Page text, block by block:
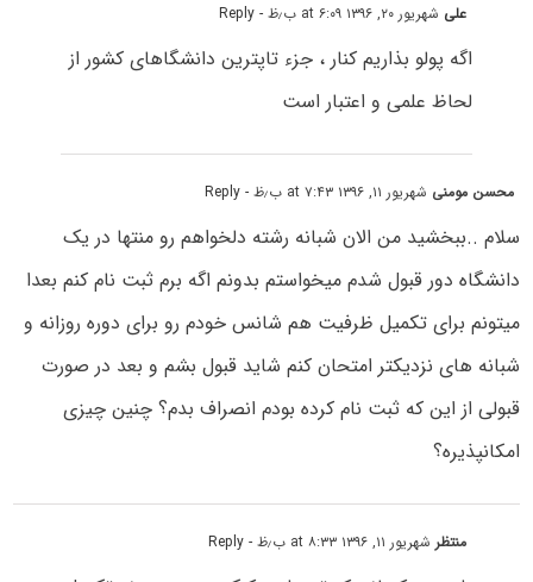
علی شهریور ۲۰, ۱۳۹۶ at ۶:۰۹ ب٫ظ - Reply
اگه پولو بذاریم کنار ، جزء تاپترین دانشگاهای کشور از
لحاظ علمی و اعتبار است
محسن مومنی شهریور ۱۱, ۱۳۹۶ at ۷:۴۳ ب٫ظ - Reply
سلام ..ببخشید من الان شبانه رشته دلخواهم رو منتها در یک
دانشگاه دور قبول شدم میخواستم بدونم اگه برم ثبت نام کنم بعدا
میتونم برای تکمیل ظرفیت هم شانس خودم رو برای دوره روزانه و
شبانه های نزدیکتر امتحان کنم شاید قبول بشم و بعد در صورت
قبولی از این که ثبت نام کرده بودم انصراف بدم؟ چنین چیزی
امکانپذیره؟
منتظرشهریور ۱۱, ۱۳۹۶ at ۸:۳۳ ب٫ظ - Reply